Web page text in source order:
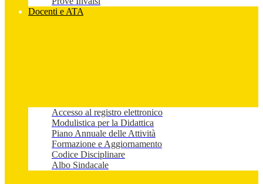
Docenti e ATA
Accesso al registro elettronico
Modulistica per la Didattica
Piano Annuale delle Attività
Formazione e Aggiornamento
Codice Disciplinare
Albo Sindacale